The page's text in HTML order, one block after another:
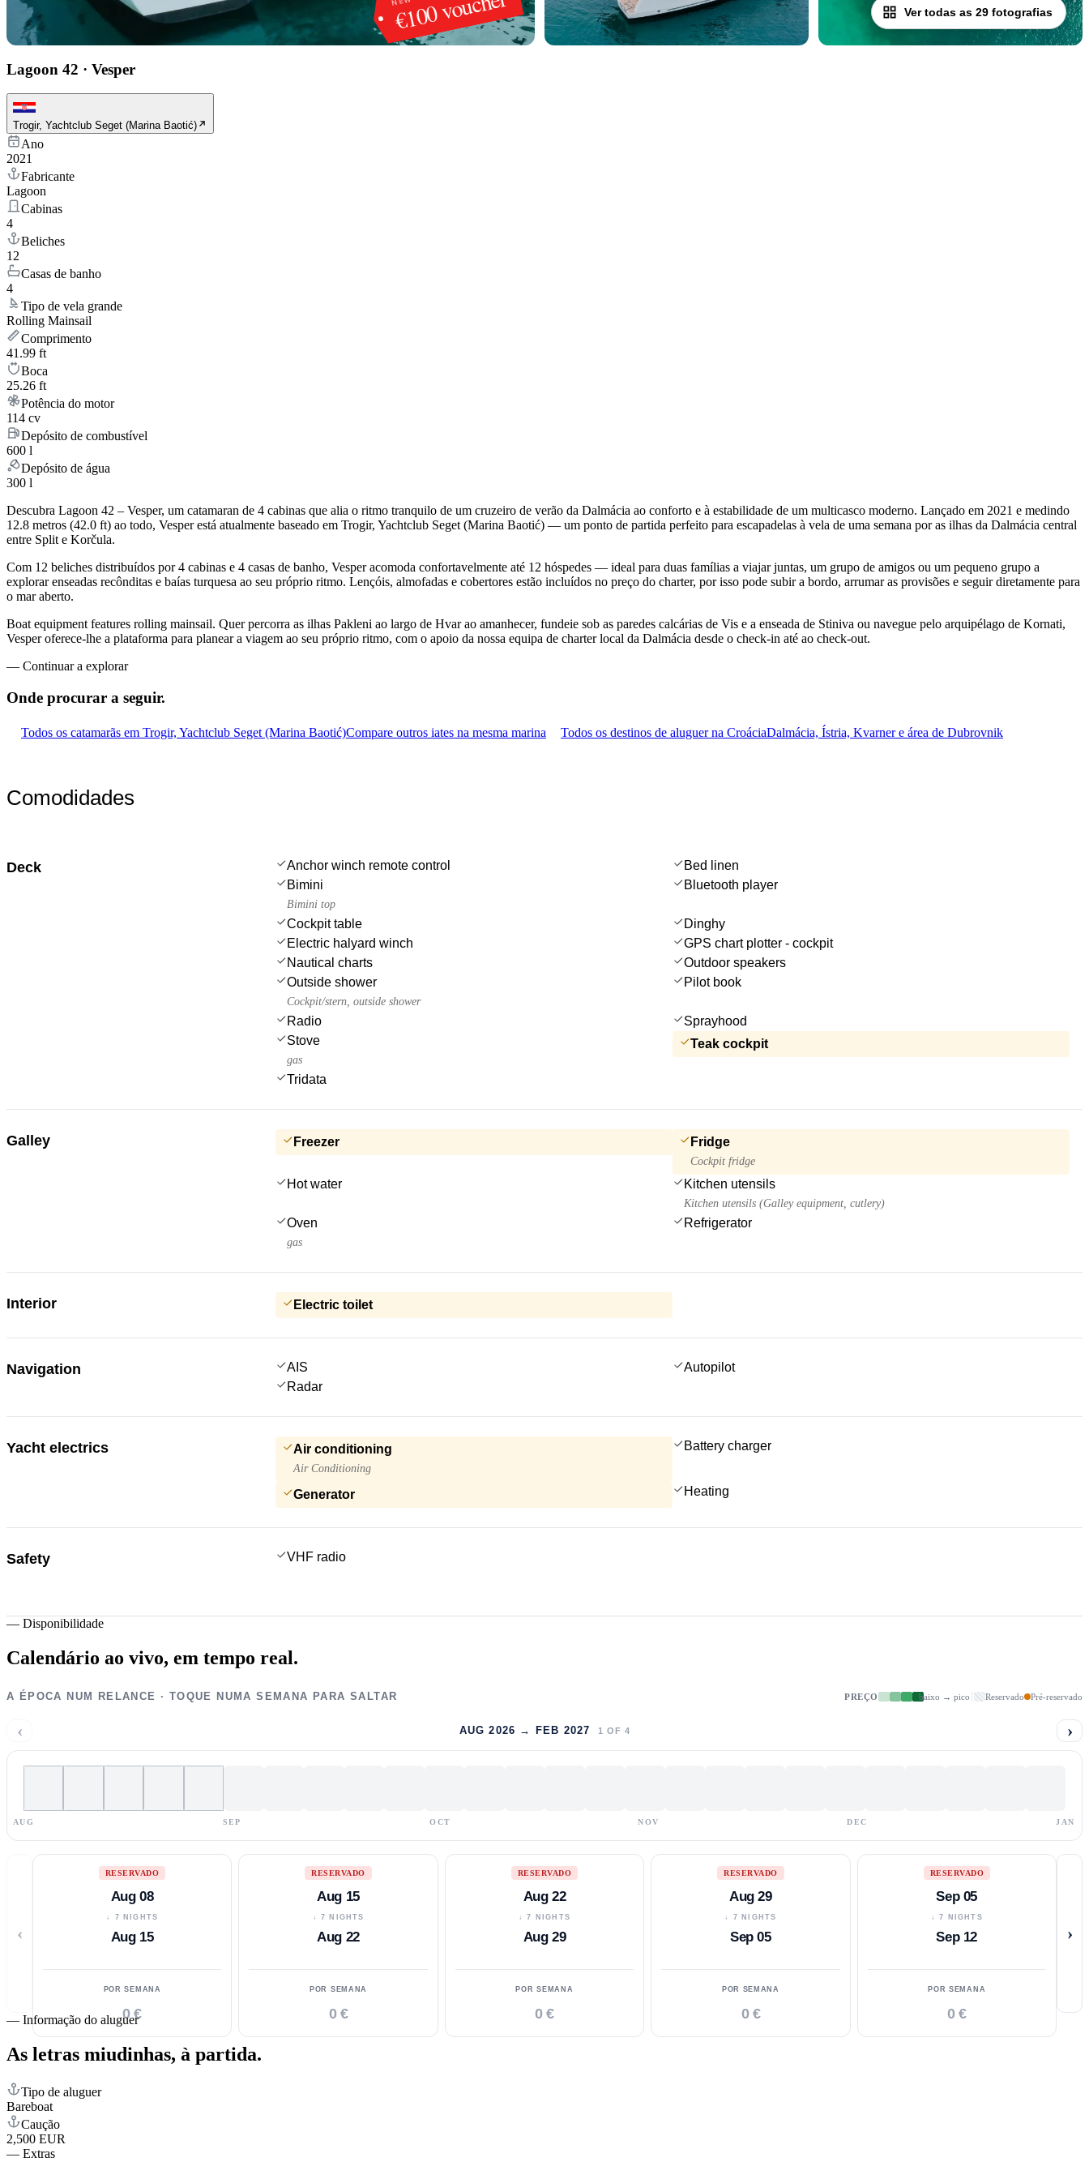
Ver todas as 29 fotografias
Lagoon 42 · Vesper
Trogir, Yachtclub Seget (Marina Baotić)
Ano
2021
Fabricante
Lagoon
Cabinas
4
Beliches
12
Casas de banho
4
Tipo de vela grande
Rolling Mainsail
Comprimento
41.99 ft
Boca
25.26 ft
Potência do motor
114 cv
Depósito de combustível
600 l
Depósito de água
300 l
Descubra Lagoon 42 – Vesper, um catamaran de 4 cabinas que alia o ritmo tranquilo de um cruzeiro de verão da Dalmácia ao conforto e à estabilidade de um multicasco moderno. Lançado em 2021 e medindo
12.8 metros (42.0 ft) ao todo, Vesper está atualmente baseado em Trogir, Yachtclub Seget (Marina Baotić) — um ponto de partida perfeito para escapadelas à vela de uma semana por as ilhas da Dalmácia central
entre Split e Korčula.
Com 12 beliches distribuídos por 4 cabinas e 4 casas de banho, Vesper acomoda confortavelmente até 12 hóspedes — ideal para duas famílias a viajar juntas, um grupo de amigos ou um pequeno grupo a
explorar enseadas recônditas e baías turquesa ao seu próprio ritmo. Lençóis, almofadas e cobertores estão incluídos no preço do charter, por isso pode subir a bordo, arrumar as provisões e seguir diretamente para
o mar aberto.
Boat equipment features rolling mainsail. Quer percorra as ilhas Pakleni ao largo de Hvar ao amanhecer, fundeie sob as paredes calcárias de Vis e a enseada de Stiniva ou navegue pelo arquipélago de Kornati,
Vesper oferece-lhe a plataforma para planear a viagem ao seu próprio ritmo, com o apoio da nossa equipa de charter local da Dalmácia desde o check-in até ao check-out.
— Continuar a explorar
Onde procurar a seguir.
Todos os catamarãs em Trogir, Yachtclub Seget (Marina Baotić)Compare outros iates na mesma marina Todos os destinos de aluguer na CroáciaDalmácia, Ístria, Kvarner e área de Dubrovnik
Comodidades
Deck Anchor winch remote control
Bed linen
Bimini
Bimini top
Bluetooth player
Cockpit table
Dinghy
Electric halyard winch
GPS chart plotter - cockpit
Nautical charts
Outdoor speakers
Outside shower
Cockpit/stern, outside shower
Pilot book
Radio
Sprayhood
Stove
gas
Teak cockpit
Tridata
Galley Freezer Fridge
Cockpit fridge
Hot water Kitchen utensils
Kitchen utensils (Galley equipment, cutlery)
Oven
gas
Refrigerator
Interior Electric toilet
Navigation AIS
Autopilot
Radar
Yacht electrics Air conditioning
Air Conditioning
Battery charger
Generator Heating
Safety VHF radio
— Disponibilidade
Calendário ao vivo, em tempo real.
A ÉPOCA NUM RELANCE · TOQUE NUMA SEMANA PARA SALTAR PREÇO baixo → pico Reservado Pré-reservado
‹ AUG 2026 → FEB 2027 1 OF 4 ›
AUG SEP OCT NOV DEC JAN
‹
RESERVADO
Aug 08
↓ 7 NIGHTS
Aug 15
POR SEMANA
0 €
RESERVADO
Aug 15
↓ 7 NIGHTS
Aug 22
POR SEMANA
0 €
RESERVADO
Aug 22
↓ 7 NIGHTS
Aug 29
POR SEMANA
0 €
RESERVADO
Aug 29
↓ 7 NIGHTS
Sep 05
POR SEMANA
0 €
RESERVADO
Sep 05
↓ 7 NIGHTS
Sep 12
POR SEMANA
0 €
›
— Informação do aluguer
As letras miudinhas, à partida.
Tipo de aluguer
Bareboat
Caução
2,500 EUR
— Extras